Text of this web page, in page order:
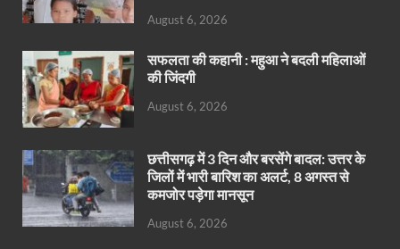
August 6, 2026
सफलता की कहानी : महुआ ने बदली महिलाओं
की जिंदगी
August 6, 2026
छत्तीसगढ़ में 3 दिन और बरसेंगे बादल: उत्तर के
जिलों में भारी बारिश का अलर्ट, 8 अगस्त से
कमजोर पड़ेगा मानसून
August 6, 2026